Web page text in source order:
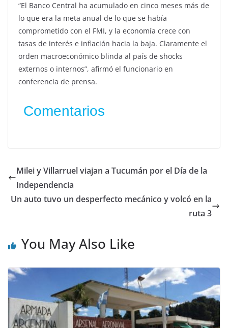
“El Banco Central ha acumulado en cinco meses más de
lo que era la meta anual de lo que se había
comprometido con el FMI, y la economía crece con
tasas de interés e inflación hacia la baja. Claramente el
orden macroeconómico blinda al país de shocks
externos o internos”, afirmó el funcionario en
conferencia de prensa.
Comentarios
Milei y Villarruel viajan a Tucumán por el Día de la
Independencia
Un auto tuvo un desperfecto mecánico y volcó en la
ruta 3
You May Also Like